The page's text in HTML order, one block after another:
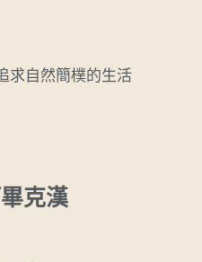
求自然簡樸的生活
克漢